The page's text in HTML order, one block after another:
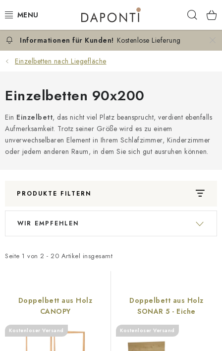
Inhalt
DOPPELBETTEN
NACHTTISCHE
SCHLAFZIMMER KOMMODEN
KONTAKT
ZERTIFIKATE
Geschäftsbewertung
Reklamation und Rücksendung der Ware
Zahlungsmethoden auf unserer Website
Kostenlose Lieferung
Einzelbetten nach Liegefläche
Einzelbetten 90x200
Ein Einzelbett, das nicht viel Platz beansprucht, verdient ebenfalls
Aufmerksamkeit. Trotz seiner Größe wird es zu einem
unverwechselbaren Element in Ihrem Schlafzimmer, Kinderzimmer
oder jedem anderen Raum, in dem Sie sich gut ausruhen können.
PRODUKTE FILTERN
L
t
P
r
Seite 1 von 2 - 20 Artikel insgesamt
P
d
o
r
WIR EMPFEHLEN
Doppelbett aus Holz
CANOPY
Kostenloser Versand
Doppelbett aus Holz
SONAR 5 - Eiche
Kostenloser Versand